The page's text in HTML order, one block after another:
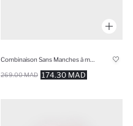
174.30 MAD
269.00 MAD